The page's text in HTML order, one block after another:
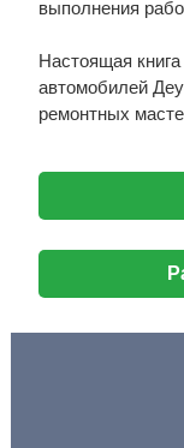
выполнения
Настоящая
автомобилей
ремонтных